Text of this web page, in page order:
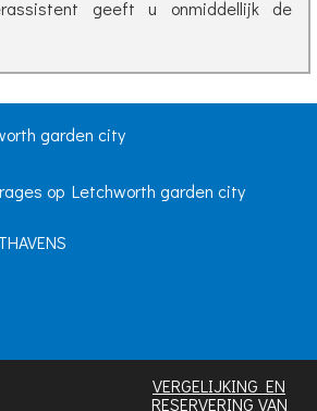
geeft u onmiddellijk de
garden city
op Letchworth garden city
VERGELIJKING EN
RESERVERING VAN